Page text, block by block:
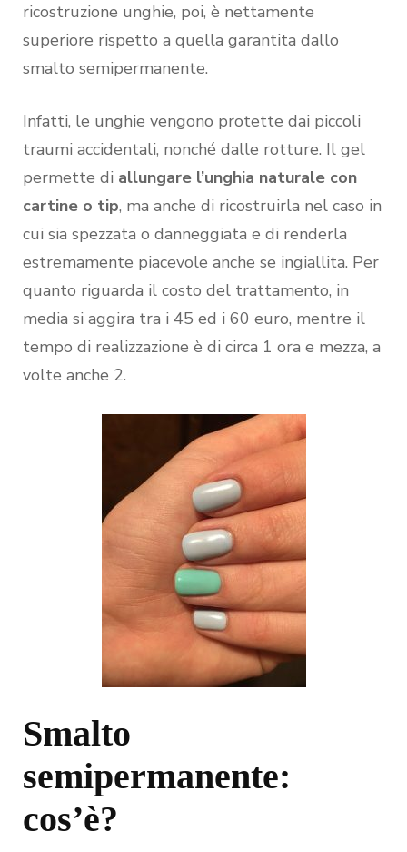
ricostruzione unghie, poi, è nettamente
superiore rispetto a quella garantita dallo
smalto semipermanente.
Infatti, le unghie vengono protette dai piccoli
traumi accidentali, nonché dalle rotture. Il gel
permette di allungare l’unghia naturale con
cartine o tip, ma anche di ricostruirla nel caso in
cui sia spezzata o danneggiata e di renderla
estremamente piacevole anche se ingiallita. Per
quanto riguarda il costo del trattamento, in
media si aggira tra i 45 ed i 60 euro, mentre il
tempo di realizzazione è di circa 1 ora e mezza, a
volte anche 2.
Smalto
semipermanente:
cos’è?